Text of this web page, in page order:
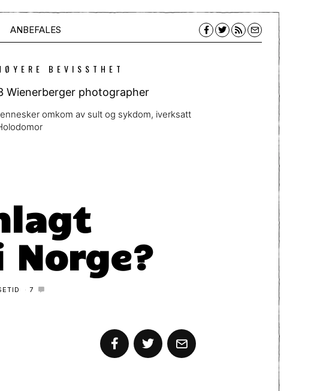
ANBEFALES
BEVISSTHET
omkom av sult og sykdom, iverksatt
7